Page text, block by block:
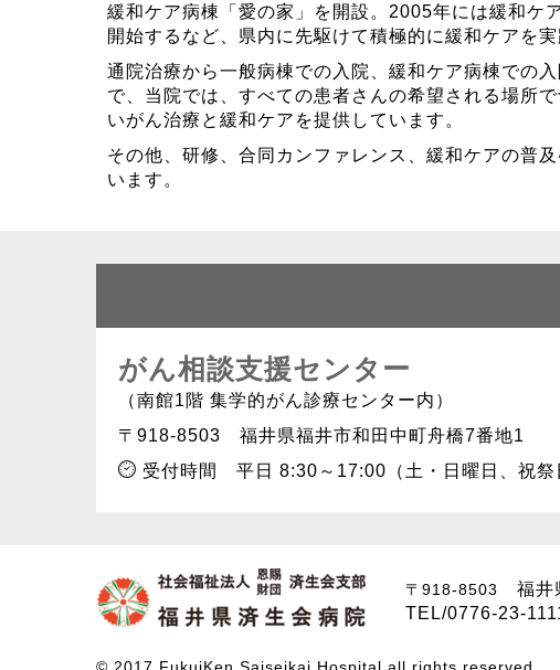
緩和ケア病棟「愛の家」を開設。2005年には緩和ケ
開始するなど、県内に先駆けて積極的に緩和ケアを実
通院治療から一般病棟での入院、緩和ケア病棟での入
で、当院では、すべての患者さんの希望される場所
いがん治療と緩和ケアを提供しています。
その他、研修、合同カンファレンス、緩和ケアの普
います。
がん相談支援センター
（南館1階 集学的がん診療センター内）
〒918-8503 福井県福井市和田中町舟橋7番地1
受付時間 平日 8:30～17:00（土・日曜日、祝祭
〒918-8503
福井
TEL/0776-23-